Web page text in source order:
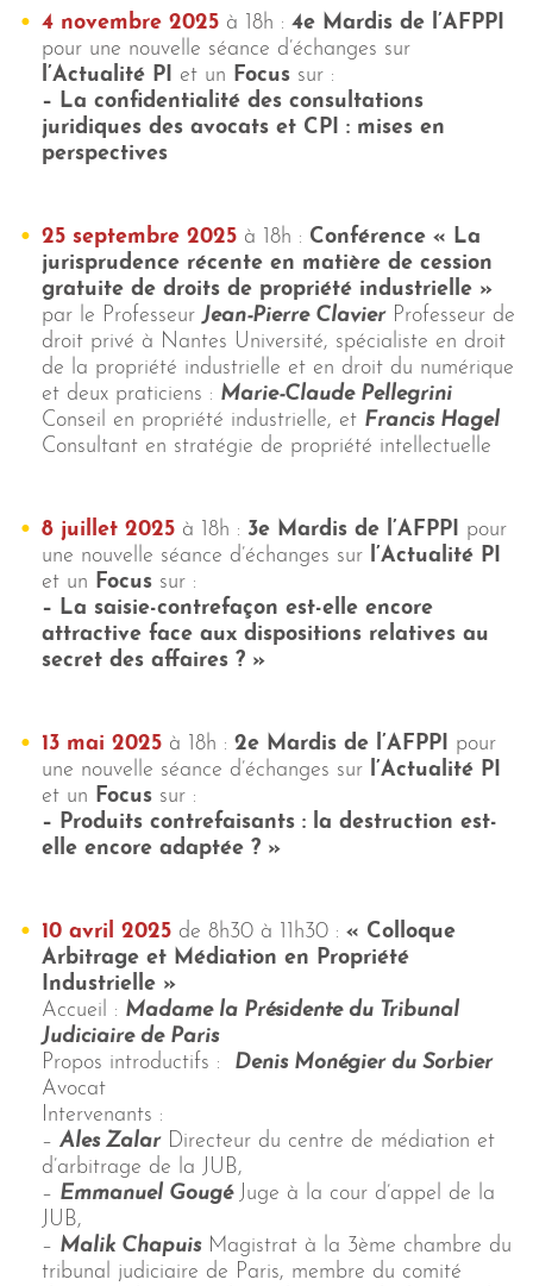
4 novembre 2025 à 18h : 4e Mardis de l’AFPPI
pour une nouvelle séance d’échanges sur
l’Actualité PI et un Focus sur :
– La confidentialité des consultations
juridiques des avocats et CPI : mises en
perspectives
25 septembre 2025 à 18h : Conférence « La
jurisprudence récente en matière de cession
gratuite de droits de propriété industrielle »
par le ProfesseurJean-Pierre ClavierProfesseur de
droit privé à Nantes Université, spécialiste en droit
de la propriété industrielle et en droit du numérique
et deux praticiens : Marie-Claude Pellegrini
Conseil en propriété industrielle, et Francis Hagel
Consultant en stratégie de propriété intellectuelle
8 juillet 2025 à 18h : 3e Mardis de l’AFPPI pour
une nouvelle séance d’échanges sur l’Actualité PI
et un Focus sur :
– La saisie-contrefaçon est-elle encore
attractive face aux dispositions relatives au
secret des affaires ? »
13 mai 2025 à 18h : 2e Mardis de l’AFPPI pour
une nouvelle séance d’échanges sur l’Actualité PI
et un Focus sur :
– Produits contrefaisants : la destruction est-
elle encore adaptée ? »
10 avril 2025 de 8h30 à 11h30 : « Colloque
Arbitrage et Médiation en Propriété
Industrielle »
Accueil : Madame la Présidente du Tribunal
Judiciaire de Paris
Propos introductifs : Denis Monégier du Sorbier
Avocat
Intervenants :
– Ales ZalarDirecteur du centre de médiation et
d’arbitrage de la JUB,
– Emmanuel GougéJuge à la cour d’appel de la
JUB,
– Malik ChapuisMagistrat à la 3ème chambre du
tribunal judiciaire de Paris, membre du comité